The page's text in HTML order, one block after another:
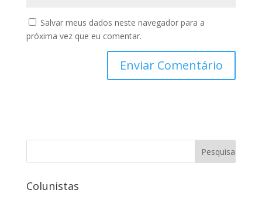
Salvar meus dados neste navegador para a
próxima vez que eu comentar.
Colunistas